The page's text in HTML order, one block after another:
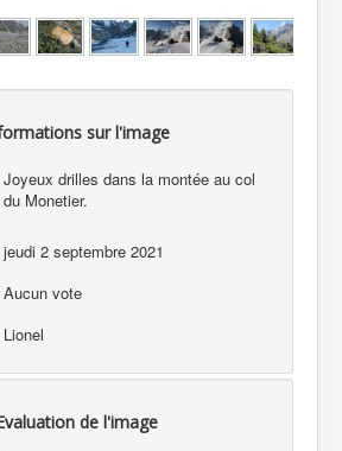
sur l'image
Joyeux drilles dans la montée au col
du Monetier.
jeudi 2 septembre 2021
Aucun vote
Lionel
de l'image